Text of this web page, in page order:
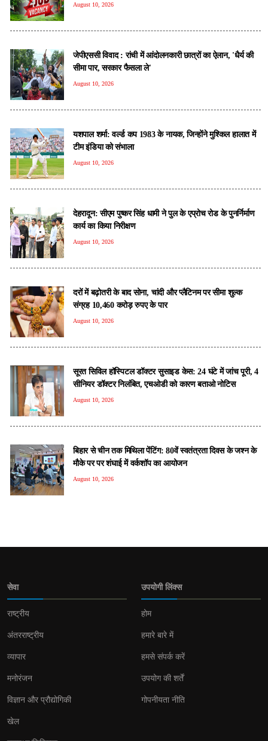
August 10, 2026
जेपीएससी विवाद : रांची में आंदोलनकारी छात्रों का ऐलान, 'धैर्य की
सीमा पार, सरकार फैसला ले'
August 10, 2026
यशपाल शर्मा: वर्ल्ड कप 1983 के नायक, जिन्होंने मुश्किल हालात में
टीम इंडिया को संभाला
August 10, 2026
देहरादून: सीएम पुष्कर सिंह धामी ने पुल के एप्रोच रोड के पुनर्निर्माण
कार्य का किया निरीक्षण
August 10, 2026
दरों में बढ़ोतरी के बाद सोना, चांदी और प्लैटिनम पर सीमा शुल्क
संग्रह 10,460 करोड़ रुपए के पार
August 10, 2026
सूरत सिविल हॉस्पिटल डॉक्टर सुसाइड केस: 24 घंटे में जांच पूरी, 4
सीनियर डॉक्टर निलंबित, एचओडी को कारण बताओ नोटिस
August 10, 2026
बिहार से चीन तक मिथिला पेंटिंग: 80वें स्वतंत्रता दिवस के जश्न के
मौके पर पर शंघाई में वर्कशॉप का आयोजन
August 10, 2026
सेवा
राष्ट्रीय
अंतरराष्ट्रीय
व्यापार
मनोरंजन
विज्ञान और प्रौद्योगिकी
खेल
उपयोगी लिंक्स
होम
हमारे बारे में
हमसे संपर्क करें
उपयोग की शर्तें
गोपनीयता नीति